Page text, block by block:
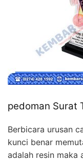
pedoman Surat
Berbicara urusan
kunci benar
adalah resin maka